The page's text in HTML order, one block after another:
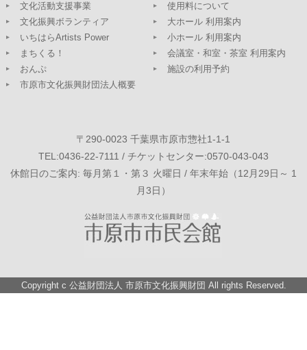
文化活動支援事業
文化振興ボランティア
いちはらArtists Power
まちくる！
おんぷ
市原市文化振興財団法人概要
使用料について
大ホール 利用案内
小ホール 利用案内
会議室・和室・茶室 利用案内
施設の利用予約
〒290-0023 千葉県市原市惣社1-1-1
TEL:0436-22-7111 / チケットセンター:0570-043-043
休館日のご案内: 毎月第１・第３ 火曜日 / 年末年始（12月29日～ 1
月3日）
Copyright c 公益財団法人 市原市文化振興財団 All rights Reserved.